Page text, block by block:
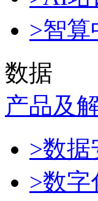
>智算
数据
产品及
>数据
>数字